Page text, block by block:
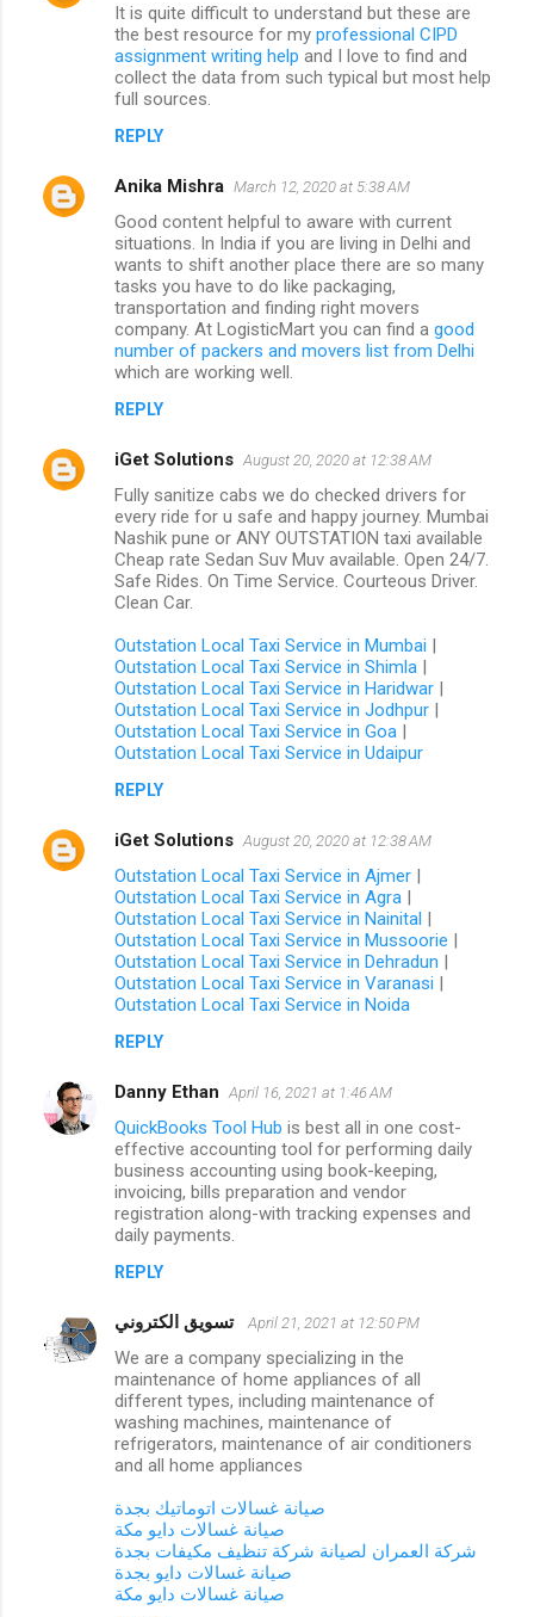
It is quite difficult to understand but these are
the best resource for my professional CIPD
assignment writing help and I love to find and
collect the data from such typical but most help
full sources.
REPLY
Anika Mishra March 12, 2020 at 5:38 AM
Good content helpful to aware with current
situations. In India if you are living in Delhi and
wants to shift another place there are so many
tasks you have to do like packaging,
transportation and finding right movers
company. At LogisticMart you can find a good
number of packers and movers list from Delhi
which are working well.
REPLY
iGet Solutions August 20, 2020 at 12:38 AM
Fully sanitize cabs we do checked drivers for
every ride for u safe and happy journey. Mumbai
Nashik pune or ANY OUTSTATION taxi available
Cheap rate Sedan Suv Muv available. Open 24/7.
Safe Rides. On Time Service. Courteous Driver.
Clean Car.
Outstation Local Taxi Service in Mumbai |
Outstation Local Taxi Service in Shimla |
Outstation Local Taxi Service in Haridwar |
Outstation Local Taxi Service in Jodhpur |
Outstation Local Taxi Service in Goa |
Outstation Local Taxi Service in Udaipur
REPLY
iGet Solutions August 20, 2020 at 12:38 AM
Outstation Local Taxi Service in Ajmer |
Outstation Local Taxi Service in Agra |
Outstation Local Taxi Service in Nainital |
Outstation Local Taxi Service in Mussoorie |
Outstation Local Taxi Service in Dehradun |
Outstation Local Taxi Service in Varanasi |
Outstation Local Taxi Service in Noida
REPLY
Danny Ethan April 16, 2021 at 1:46 AM
QuickBooks Tool Hub is best all in one cost-
effective accounting tool for performing daily
business accounting using book-keeping,
invoicing, bills preparation and vendor
registration along-with tracking expenses and
daily payments.
REPLY
تسويق الكتروني April 21, 2021 at 12:50 PM
We are a company specializing in the
maintenance of home appliances of all
different types, including maintenance of
washing machines, maintenance of
refrigerators, maintenance of air conditioners
and all home appliances
صيانة غسالات اتوماتيك بجدة
صيانة غسالات دايو مكة
شركة العمران لصيانة شركة تنظيف مكيفات بجدة
صيانة غسالات دايو بجدة
صيانة غسالات دايو مكة